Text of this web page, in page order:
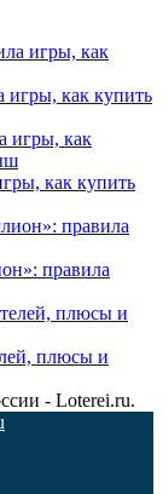
игры, как купить
как купить
правила
плюсы и
- Loterei.ru.